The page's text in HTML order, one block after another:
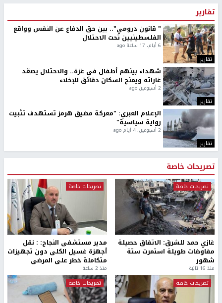
تقارير
تقارير
" قانون درومي".. بين حق الدفاع عن النفس وواقع
الفلسطينيين تحت الاحتلال
6 أيام، 17 ساعة ago
تقارير
شهداء بينهم أطفال في غزة.. والاحتلال يصعّد
غاراته ويمنح السكان دقائق للإخلاء
2 أسبوعين ago
تقارير
الإعلام العبري: "معركة مضيق هرمز تستهدف تثبيت
رواية سياسية"
2 أسبوعين، 4 أيام ago
تصريحات خاصة
تصريحات خاصة
غازي حمد للشرق: الاتفاق حصيلة
مفاوضات طويلة استمرت ستة
شهور
منذ 16 ثانية
تصريحات خاصة
مدير مستشفى النجاح: : نقل
أجهزة غسيل الكلى دون تجهيزات
متكاملة خطر على المرضى
منذ 2 ساعة
تصريحات خاصة
تصريحات خاصة